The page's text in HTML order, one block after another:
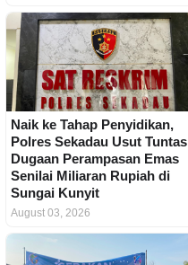
Naik ke Tahap Penyidikan,
Polres Sekadau Usut Tuntas
Dugaan Perampasan Emas
Senilai Miliaran Rupiah di
Sungai Kunyit
August 03, 2026